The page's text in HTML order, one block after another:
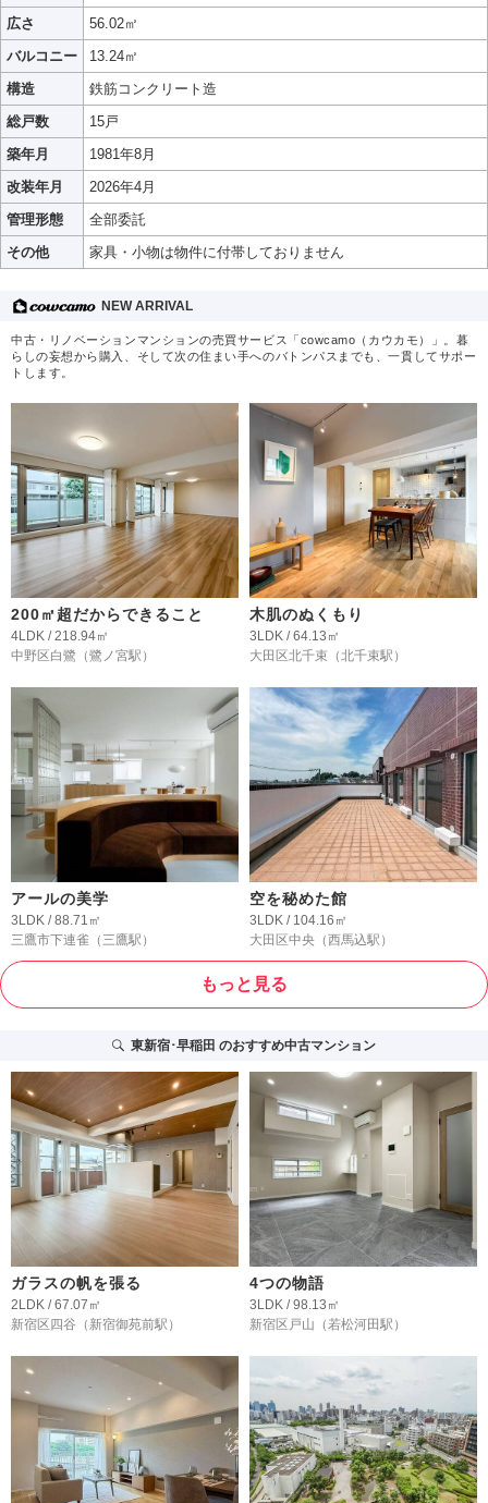
広さ
56.02㎡
バルコニー
13.24㎡
構造
鉄筋コンクリート造
総戸数
15戸
築年月
1981年8月
改装年月
2026年4月
管理形態
全部委託
その他
家具・小物は物件に付帯しておりません
NEW ARRIVAL
中古・リノベーションマンションの売買サービス「cowcamo（カウカモ）」。暮
らしの妄想から購入、そして次の住まい手へのバトンパスまでも、一貫してサポー
トします。
200㎡超だからできること
4LDK / 218.94㎡
中野区白鷺 （鷺ノ宮駅）
木肌のぬくもり
3LDK / 64.13㎡
大田区北千束 （北千束駅）
アールの美学
3LDK / 88.71㎡
三鷹市下連雀 （三鷹駅）
空を秘めた館
3LDK / 104.16㎡
大田区中央 （西馬込駅）
もっと見る
東新宿･早稲田 のおすすめ中古マンション
ガラスの帆を張る
2LDK / 67.07㎡
新宿区四谷 （新宿御苑前駅）
4つの物語
3LDK / 98.13㎡
新宿区戸山 （若松河田駅）